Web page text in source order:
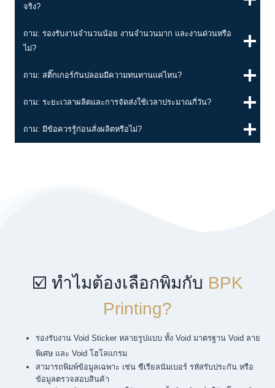
จริง?
ถาม: รองรับงานจำนวนน้อย งานจำนวนมาก และงานด่วนหรือ
ไม่?
ถาม: สติ๊กเกอร์กันปลอมมีความทนทานแค่ไหน?
ถาม: ระยะเวลาผลิตและการจัดส่งใช้เวลาประมาณกี่วัน?
ถาม: มีข้อควรรู้ก่อนสั่งผลิตหรือไม่?
☑️ ทำไมต้องเลือกพิมกับ BPK
Printing?
รองรับงาน Void Sticker หลายรูปแบบ ทั้ง Void มาตรฐาน Void ลาย
พิเศษ และ Void โฮโลแกรม
สามารถพิมพ์ข้อมูลเฉพาะ เช่น ซีเรียลนัมเบอร์ รหัสรับประกัน หรือ
ข้อมูลตรวจสอบสินค้า